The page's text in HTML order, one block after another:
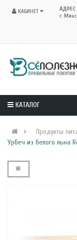
КАБИНЕТ
АДРЕС
г.
КАТАЛОГ
Продукты
Урбеч из белого льна